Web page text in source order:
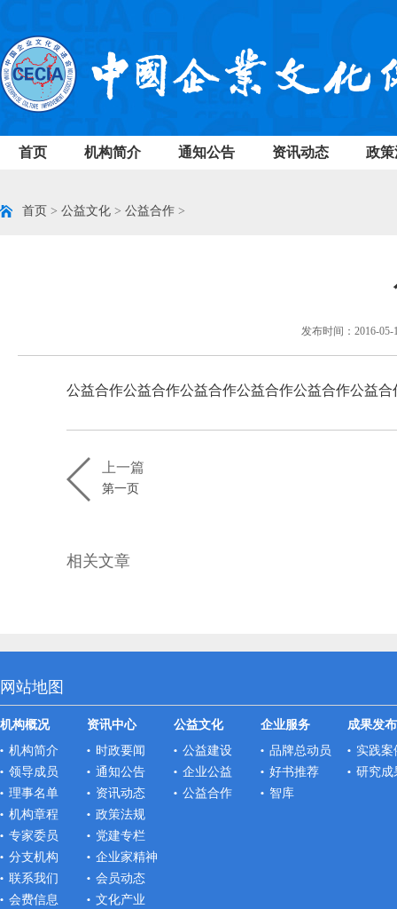
首页 机构简介 通知公告 资讯动态 政
首页 > 公益文化 > 公益合作 >
发布时间：2016-
公益合作公益合作公益合作公益合作公益合作公益合
上一篇
第一页
相关文章
网站地图
机构概况
机构简介
领导成员
理事名单
机构章程
专家委员
分支机构
联系我们
会费信息
资讯中心
时政要闻
通知公告
资讯动态
政策法规
党建专栏
企业家精神
会员动态
文化产业
公益文化
公益建设
企业公益
公益合作
企业服务
品牌总动员
好书推荐
智库
成果发布
实践案
研究成